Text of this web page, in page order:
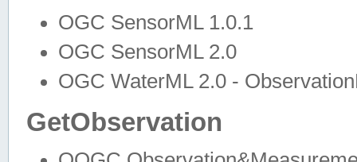
OGC SensorML 1.0.1
OGC SensorML 2.0
OGC WaterML 2.0 -
GetObservation